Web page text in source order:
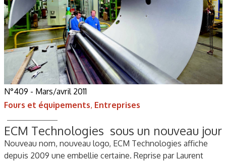
N°409 - Mars/avril 2011
Fours et équipements, Entreprises
ECM Technologies sous un nouveau jour
Nouveau nom, nouveau logo, ECM Technologies affiche
depuis 2009 une embellie certaine. Reprise par Laurent